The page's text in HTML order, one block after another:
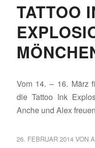
TATTOO
Vom 14. – 16. März
die Tattoo Ink
Anche und Alex
26. FEBRUAR 2014 VON